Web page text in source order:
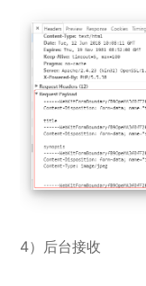
4）后台接收